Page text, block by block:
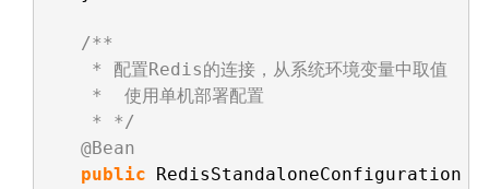
/**
* 配置Redis的连接，从系统环境变量中取值
*  使用单机部署配置
* */
@Bean
public RedisStandaloneConfiguration